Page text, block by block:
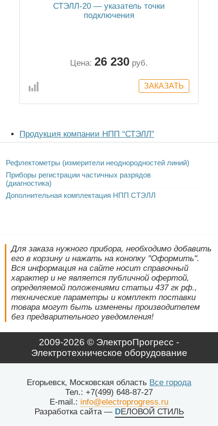
СТЭЛЛ-20 — указатель точки
подключения
Цена: 26 230 руб.
Продукция компании НПП “СТЭЛЛ”
Рефлектометры (измерители неоднородностей линий)
Приборы регистрации частичных разрядов
(диагностика)
Дополнительная комплектация НПП СТЭЛЛ
Для заказа нужного прибора, необходимо добавить
его в корзину и нажать на конопку "Оформить".
Вся информация на сайте носит справочный
характер и не является публичной офертой,
определяемой положениями статьи 437 гк рф.,
технические параметры и комплект поставки
товара могут быть изменены производителем
без предварительного уведомления!
2009-2026 © ЭлектроПрогресс -
Электротехническое оборудование
Егорьевск, Московская область Все города
Тел.: +7(499) 648-87-27
E-mail.: info@electroprogress.ru
Разработка сайта— DЕЛОВОЙ СТИЛЬ